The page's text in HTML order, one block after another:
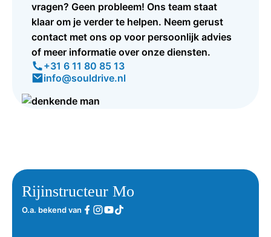
vragen? Geen probleem! Ons team staat
klaar om je verder te helpen. Neem gerust
contact met ons op voor persoonlijk advies
of meer informatie over onze diensten.
+31 6 11 80 85 13
info@souldrive.nl
Rijinstructeur Mo
O.a. bekend van